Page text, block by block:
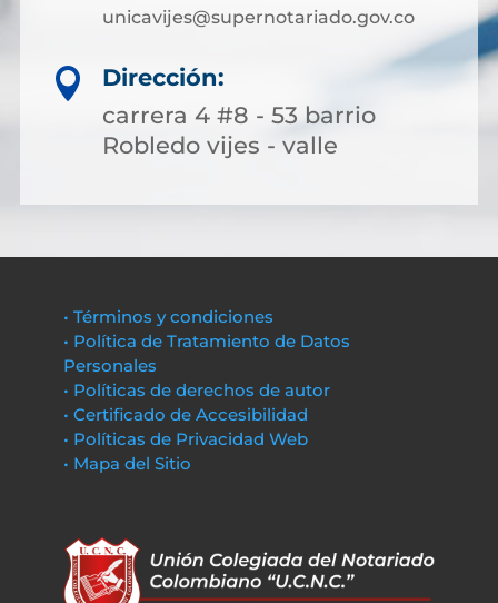
unicavijes@supernotariado.gov.co

Dirección:
carrera 4 #8 - 53 barrio
Robledo vijes - valle
• Términos y condiciones
• Política de Tratamiento de Datos
Personales
• Políticas de derechos de autor
• Certificado de Accesibilidad
• Políticas de Privacidad Web
• Mapa del Sitio